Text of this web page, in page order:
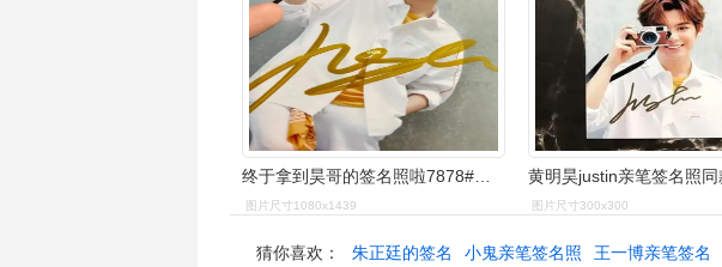
终于拿到昊哥的签名照啦7878#黄明昊 #黄明昊签名照 #jjjustin
图片尺寸1080x1439 图片尺寸300x300
猜你喜欢： 朱正廷的签名 小鬼亲笔签名照 王一博亲笔签名